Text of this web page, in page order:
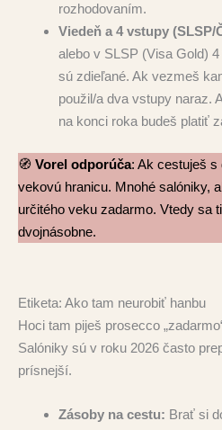
rozhodovaním.
Viedeň a 4 vstupy (SLSP/
alebo v SLSP (Visa Gold)
sú zdieľané. Ak vezmeš
použil/a dva vstupy naraz.
na konci roka budeš platiť
🧭 Vorel odporúča: Ak cestuješ
vekovú hranicu. Mnohé salóniky,
určitého veku zadarmo. Vtedy sa
dvojnásobne.
Etiketa: Ako tam neurobiť hanbu
Hoci tam piješ prosecco
Salóniky sú v roku 2026 často
prísnejší.
Zásoby na cestu: Brať si